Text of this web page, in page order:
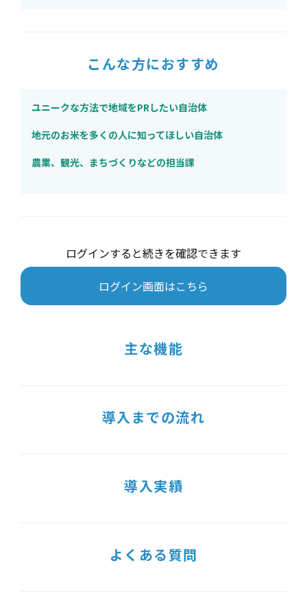
こんな方におすすめ
ユニークな方法で地域をPRしたい自治体
地元のお米を多くの人に知ってほしい自治体
農業、観光、まちづくりなどの担当課
ログインすると続きを確認できます
ログイン画面はこちら
主な機能
導入までの流れ
導入実績
よくある質問